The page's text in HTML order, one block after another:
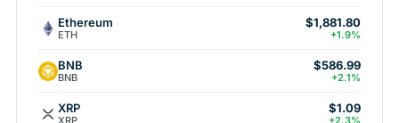
Ethereum
ETH
$1,881.80
+1.9%
BNB
BNB
$586.99
+2.1%
XRP
XRP
$1.09
+2.3%